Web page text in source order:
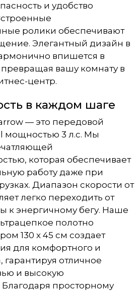
и удобство
ролики обеспечивают
Элегантный дизайн в
впишется в
вашу комнату в
центр.
в каждом шаге
— это передовой
мощностью 3 л.с. Мы
которая обеспечивает
работу даже при
Диапазон скорости от
легко переходить от
к энергичному бегу. Наше
полотно
130 х 45 см создает
для комфортного и
гарантируя отличное
и высокую
Благодаря просторному